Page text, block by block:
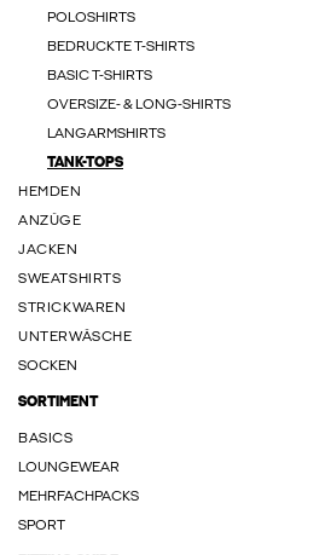
POLOSHIRTS
BEDRUCKTE T-SHIRTS
BASIC T-SHIRTS
OVERSIZE- & LONG-SHIRTS
LANGARMSHIRTS
TANK-TOPS
HEMDEN
ANZÜGE
JACKEN
SWEATSHIRTS
STRICKWAREN
UNTERWÄSCHE
SOCKEN
SORTIMENT
BASICS
LOUNGEWEAR
MEHRFACHPACKS
SPORT